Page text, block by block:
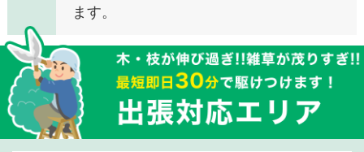
ます。